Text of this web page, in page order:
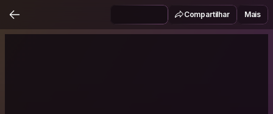
Compartilhar Mais